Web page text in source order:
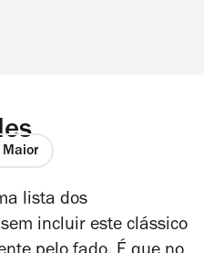
lista dos
incluir este clássico